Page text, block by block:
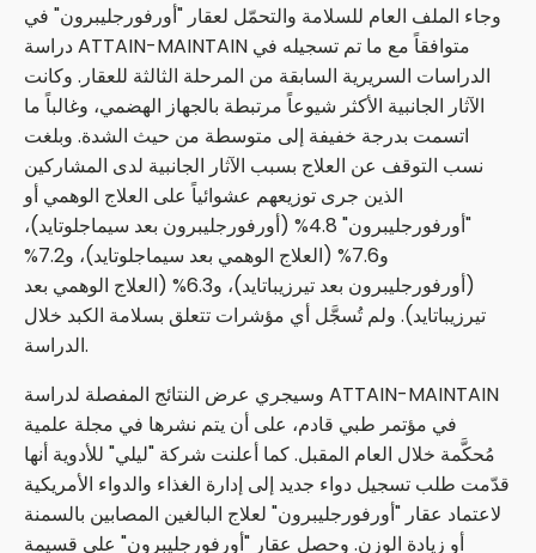
وجاء الملف العام للسلامة والتحمّل لعقار "أورفورجليبرون" في
دراسة ATTAIN-MAINTAIN متوافقاً مع ما تم تسجيله في
الدراسات السريرية السابقة من المرحلة الثالثة للعقار. وكانت
الآثار الجانبية الأكثر شيوعاً مرتبطة بالجهاز الهضمي، وغالباً ما
اتسمت بدرجة خفيفة إلى متوسطة من حيث الشدة. وبلغت
نسب التوقف عن العلاج بسبب الآثار الجانبية لدى المشاركين
الذين جرى توزيعهم عشوائياً على العلاج الوهمي أو
"أورفورجليبرون" 4.8% (أورفورجليبرون بعد سيماجلوتايد)،
و7.6% (العلاج الوهمي بعد سيماجلوتايد)، و7.2%
(أورفورجليبرون بعد تيرزيباتايد)، و6.3% (العلاج الوهمي بعد
تيرزيباتايد). ولم تُسجَّل أي مؤشرات تتعلق بسلامة الكبد خلال
الدراسة.
وسيجري عرض النتائج المفصلة لدراسة ATTAIN-MAINTAIN
في مؤتمر طبي قادم، على أن يتم نشرها في مجلة علمية
مُحكَّمة خلال العام المقبل. كما أعلنت شركة "ليلي" للأدوية أنها
قدّمت طلب تسجيل دواء جديد إلى إدارة الغذاء والدواء الأمريكية
لاعتماد عقار "أورفورجليبرون" لعلاج البالغين المصابين بالسمنة
أو زيادة الوزن. وحصل عقار "أورفورجليبرون" على قسيمة